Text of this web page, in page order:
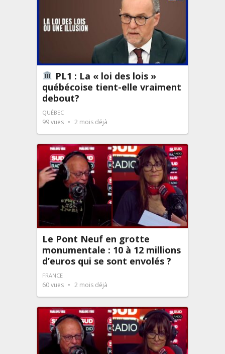
PL1 : La « loi des lois »
québécoise tient-elle vraiment
debout?
QUÉBEC
99vues 2 mois déjà
Le Pont Neuf en grotte
monumentale : 10 à 12 millions
d’euros qui se sont envolés ?
FRANCE
60vues 2 mois déjà